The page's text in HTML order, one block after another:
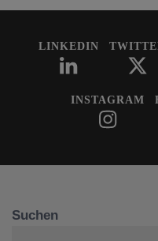
LINKEDIN
INSTAGRAM
Suchen